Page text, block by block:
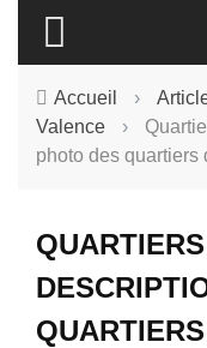
Accueil ›
Valence
›
photo des quartiers